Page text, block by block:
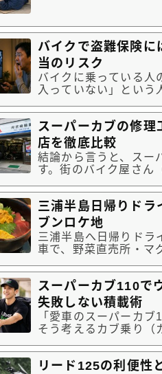
容に合わせて必要な...
バイクで盗難保険に
当のリスク
バイクに乗っている人
入っていない」という
と、これは少し歪なバ
どちらに潜んでいる...
スーパーカブの修理
店を徹底比較
結論から言うと、スー
す。街のバイク屋さん
りません。バイクの状
の記事では、それぞ...
三浦半島日帰りドラ
ブンロケ地
三浦半島へ日帰りドラ
車で、野菜直売所・マ
て感じた「良かった点
ブコース都内から...
スーパーカブ110で
失敗しない積載術
「愛車のスーパーカ
そう考えるカブ乗り（
「50ccじゃパワー不
にあの大きなバッ...
リード125の利便性